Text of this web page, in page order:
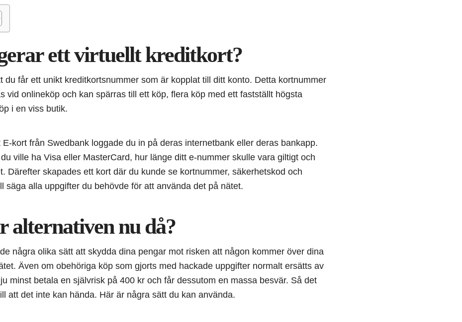
ett virtuellt kreditkort?
du får ett unikt kreditkortsnummer som är kopplat till ditt konto. Detta kortnummer
vid onlineköp och kan spärras till ett köp, flera köp med ett fastställt högsta
i en viss butik.
kort från Swedbank loggade du in på deras internetbank eller deras bankapp.
ville ha Visa eller MasterCard, hur länge ditt e-nummer skulle vara giltigt och
Därefter skapades ett kort där du kunde se kortnummer, säkerhetskod och
säga alla uppgifter du behövde för att använda det på nätet.
alternativen nu då?
några olika sätt att skydda dina pengar mot risken att någon kommer över dina
Även om obehöriga köp som gjorts med hackade uppgifter normalt ersätts av
minst betala en självrisk på 400 kr och får dessutom en massa besvär. Så det
att det inte kan hända. Här är några sätt du kan använda.